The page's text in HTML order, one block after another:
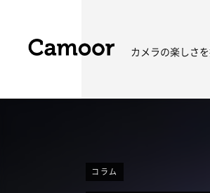
カメラの楽しさを
コラム